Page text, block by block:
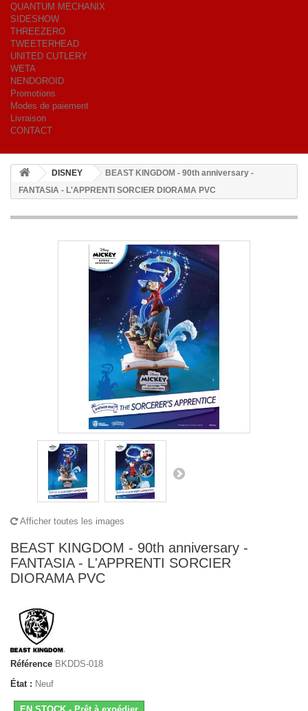
QUANTUM MECHANIX
SIDESHOW
THREEZERO
TWEETERHEAD
UNITED CUTLERY
WETA
NENDOROID
Promotions
Modes de paiement
Livraison
CONTACT
DISNEY
BEAST KINGDOM - 90th anniversary -
FANTASIA - L'APPRENTI SORCIER DIORAMA PVC
Afficher toutes les images
BEAST KINGDOM - 90th anniversary -
FANTASIA - L'APPRENTI SORCIER
DIORAMA PVC
Référence BKDDS-018
État : Neuf